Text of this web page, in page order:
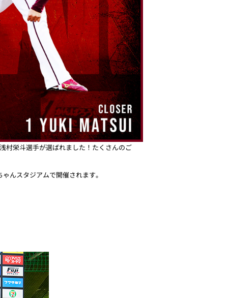
村栄斗選手が選ばれました！たくさんのご
んスタジアムで開催されます。